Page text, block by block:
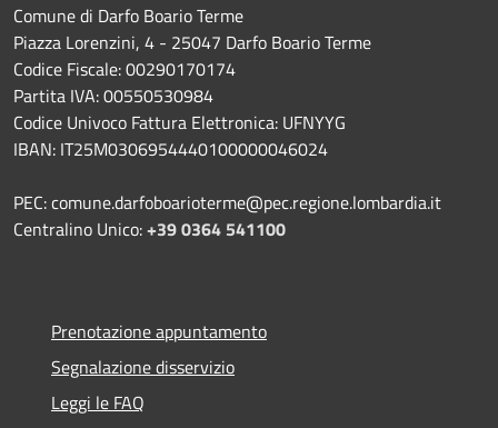
Comune di Darfo Boario Terme
Piazza Lorenzini, 4 - 25047 Darfo Boario Terme
Codice Fiscale: 00290170174
Partita IVA: 00550530984
Codice Univoco Fattura Elettronica: UFNYYG
IBAN: IT25M0306954440100000046024
PEC: comune.darfoboarioterme@pec.regione.lombardia.it
Centralino Unico:+39 0364 541100
Prenotazione appuntamento
Segnalazione disservizio
Leggi le FAQ